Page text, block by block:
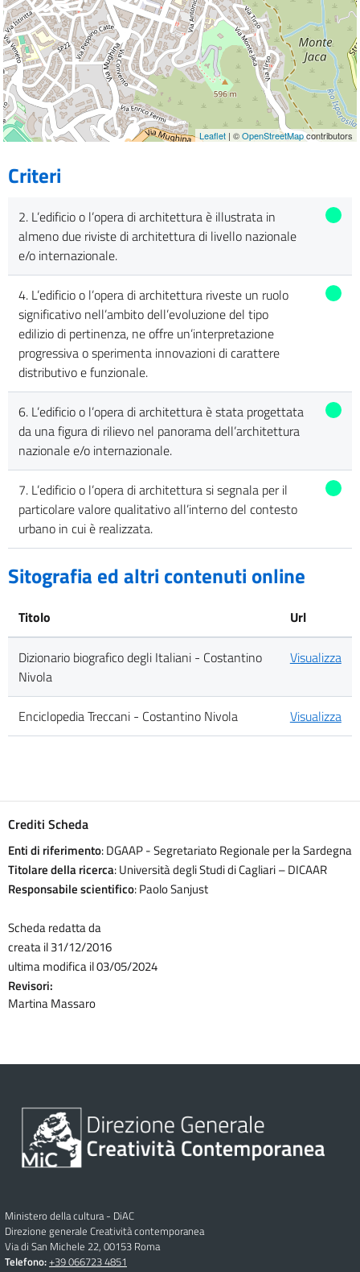
Leaflet | ©OpenStreetMapcontributors
Criteri
2. L’edificio o l’opera di architettura è illustrata in
almeno due riviste di architettura di livello nazionale
e/o internazionale.
4. L’edificio o l’opera di architettura riveste un ruolo
significativo nell’ambito dell’evoluzione del tipo
edilizio di pertinenza, ne offre un’interpretazione
progressiva o sperimenta innovazioni di carattere
distributivo e funzionale.
6. L’edificio o l’opera di architettura è stata progettata
da una figura di rilievo nel panorama dell’architettura
nazionale e/o internazionale.
7. L’edificio o l’opera di architettura si segnala per il
particolare valore qualitativo all’interno del contesto
urbano in cui è realizzata.
Sitografia ed altri contenuti online
Titolo Url
Dizionario biografico degli Italiani - Costantino
Nivola
Visualizza
Enciclopedia Treccani - Costantino Nivola Visualizza
Crediti Scheda
Enti di riferimento: DGAAP - Segretariato Regionale per la Sardegna
Titolare della ricerca: Università degli Studi di Cagliari – DICAAR
Responsabile scientifico: Paolo Sanjust
Scheda redatta da
creata il 31/12/2016
ultima modifica il 03/05/2024
Revisori:
Martina Massaro
Ministero della cultura - DiAC
Direzione generale Creatività contemporanea
Via di San Michele 22, 00153 Roma
Telefono:+39 066723 4851